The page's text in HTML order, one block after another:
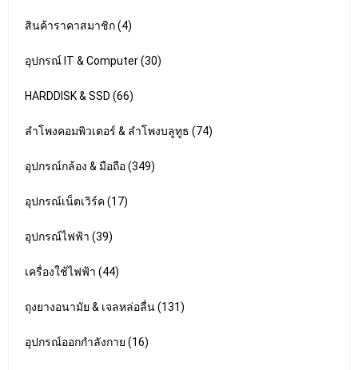
สินค้าราคาสมาชิก (4)
อุปกรณ์ IT & Computer (30)
HARDDISK & SSD (66)
ลำโพงคอมพิวเตอร์ & ลำโพงบลูทูธ (74)
อุปกรณ์กล้อง & มือถือ (349)
อุปกรณ์เน็ตเวิร์ค (17)
อุปกรณ์ไฟฟ้า (39)
เครื่องใช้ไฟฟ้า (44)
ถุงยางอนามัย & เจลหล่อลื่น (131)
อุปกรณ์ออกกำลังกาย (16)